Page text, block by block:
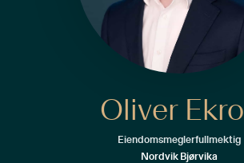
Oliver Ekroll
Eiendomsmeglerfullmektig
Nordvik Bjørvika